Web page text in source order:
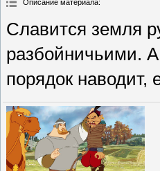
Описание материала:
Славится земля
разбойничьими. А
порядок наводит,